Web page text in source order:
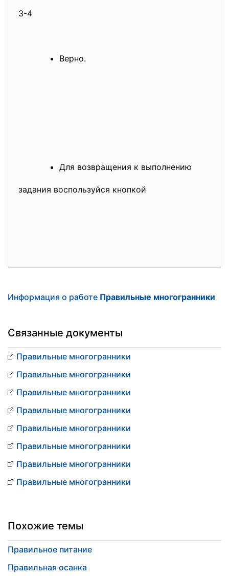
3-4
Верно.
Для возвращения к выполнению
задания воспользуйся кнопкой
Информация о работе Правильные многогранники
Связанные документы
Правильные многогранники
Правильные многогранники
Правильные многогранники
Правильные многогранники
Правильные многогранники
Правильные многогранники
Правильные многогранники
Правильные многогранники
Похожие темы
Правильное питание
Правильная осанка